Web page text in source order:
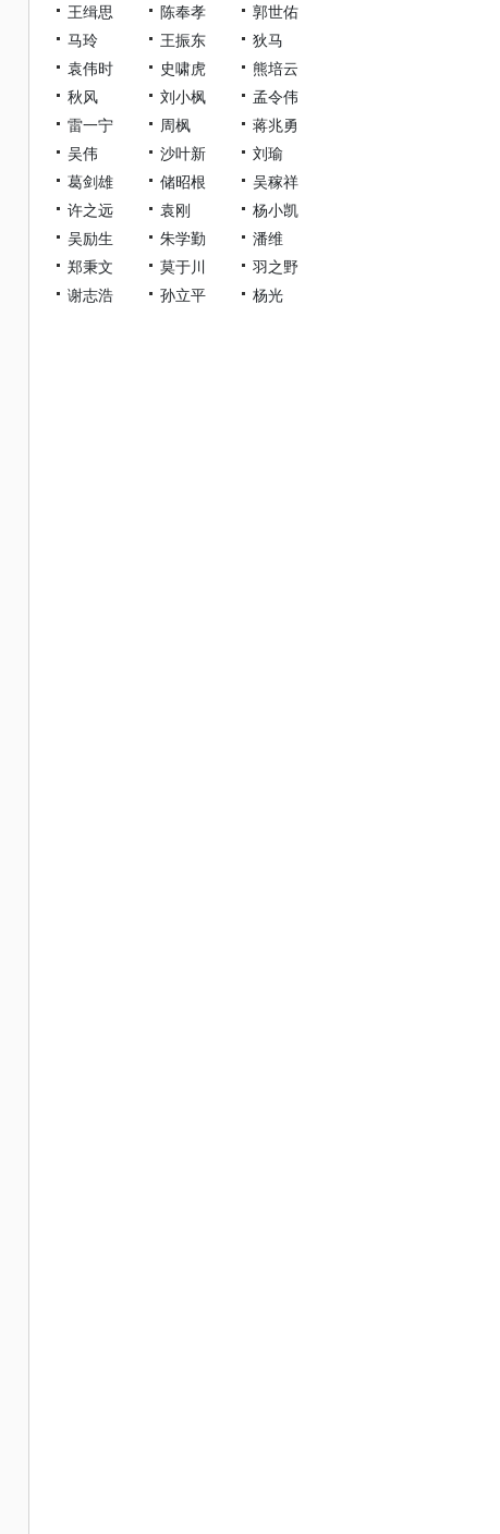
王缉思
陈奉孝
郭世佑
马玲
王振东
狄马
袁伟时
史啸虎
熊培云
秋风
刘小枫
孟令伟
雷一宁
周枫
蒋兆勇
吴伟
沙叶新
刘瑜
葛剑雄
储昭根
吴稼祥
许之远
袁刚
杨小凯
吴励生
朱学勤
潘维
郑秉文
莫于川
羽之野
谢志浩
孙立平 杨光